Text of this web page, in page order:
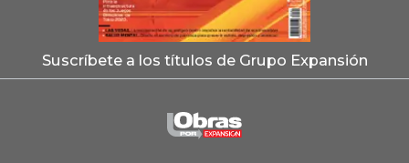
Suscríbete a los títulos de Grupo Expansión